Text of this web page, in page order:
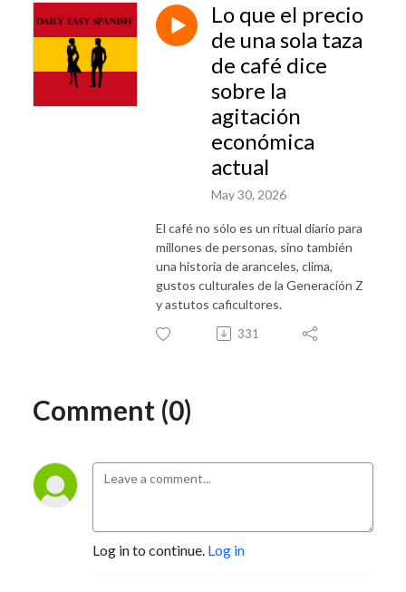
Lo que el precio
de una sola taza
de café dice
sobre la
agitación
económica
actual
May 30, 2026
El café no sólo es un ritual diario para
millones de personas, sino también
una historia de aranceles, clima,
gustos culturales de la Generación Z
y astutos caficultores.
331
Comment (0)
Log in to continue. Log in